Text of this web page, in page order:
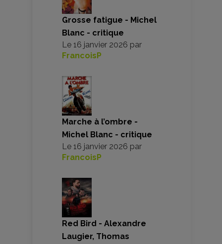
Grosse fatigue - Michel
Blanc - critique
Le 16 janvier 2026 par
FrancoisP
Marche à l’ombre -
Michel Blanc - critique
Le 16 janvier 2026 par
FrancoisP
Red Bird - Alexandre
Laugier, Thomas